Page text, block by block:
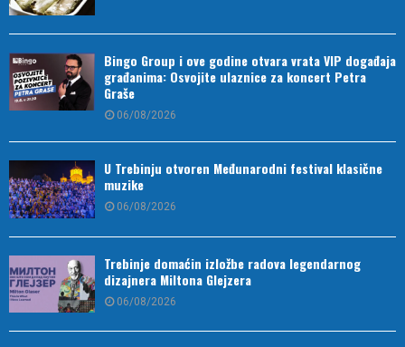
Bingo Group i ove godine otvara vrata VIP događaja
građanima: Osvojite ulaznice za koncert Petra
Graše
06/08/2026
U Trebinju otvoren Međunarodni festival klasične
muzike
06/08/2026
Trebinje domaćin izložbe radova legendarnog
dizajnera Miltona Glejzera
06/08/2026